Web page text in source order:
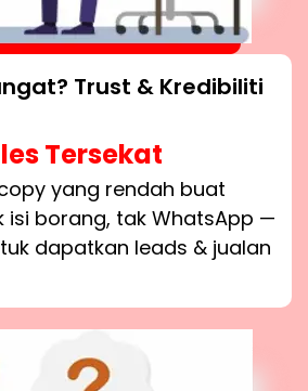
Trust & Kredibiliti
Tersekat
yang rendah buat
isi borang, tak WhatsApp —
dapatkan leads & jualan